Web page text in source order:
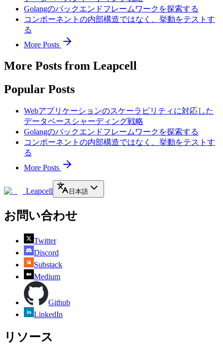
Golangのバックエンドフレームワークを探索する
コンポーネントの内部構造ではなく、挙動をテストす
る
More Posts
More Posts from Leapcell
Popular Posts
Webアプリケーションのスケーラビリティに対応した
データベースシャーディング戦略
Golangのバックエンドフレームワークを探索する
コンポーネントの内部構造ではなく、挙動をテストす
る
More Posts
Leapcell 日本語
お問い合わせ
Twitter
Discord
Substack
Medium
Github
LinkedIn
リソース